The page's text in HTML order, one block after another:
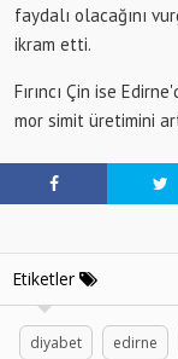
faydalı olacağını
ikram etti.
Fırıncı Çin ise
mor simit üretimini
Etiketler
diyabet edirne